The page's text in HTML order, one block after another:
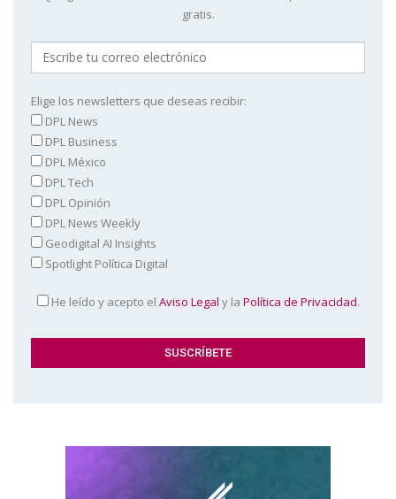
gratis.
Elige los newsletters que deseas recibir:
DPL News
DPL Business
DPL México
DPL Tech
DPL Opinión
DPL News Weekly
Geodigital AI Insights
Spotlight Política Digital
He leído y acepto el Aviso Legal y la Política de Privacidad.